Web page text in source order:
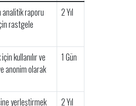
analitik raporu
rastgele
2 Yıl
kullanılır ve
anonim olarak
1 Gün
yerleştirmek
2 Yıl